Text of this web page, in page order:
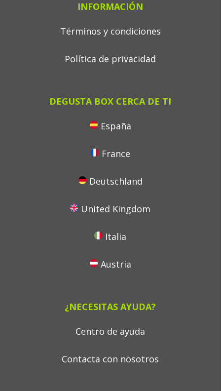
INFORMACIÓN
Términos y condiciones
Política de privacidad
DEGUSTA BOX CERCA DE TI
España
France
Deutschland
United Kingdom
Italia
Austria
¿NECESITAS AYUDA?
Centro de ayuda
Contacta con nosotros